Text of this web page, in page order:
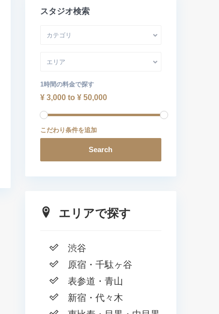
スタジオ検索
カテゴリ
エリア
1時間の料金で探す
¥ 3,000 to ¥ 50,000
こだわり条件を追加
Search
エリアで探す
渋谷
原宿・千駄ヶ谷
表参道・青山
新宿・代々木